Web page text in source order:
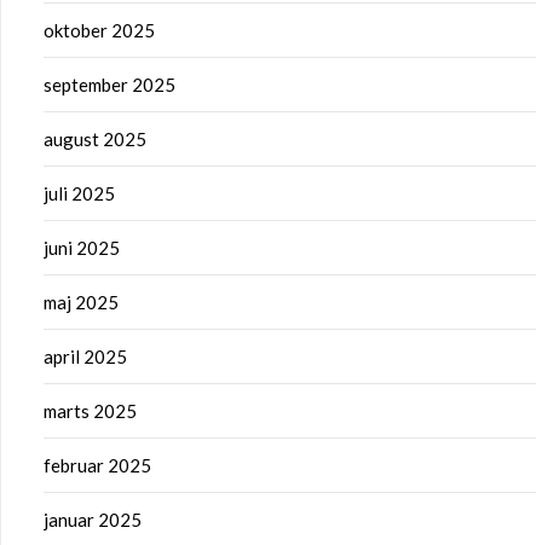
oktober 2025
september 2025
august 2025
juli 2025
juni 2025
maj 2025
april 2025
marts 2025
februar 2025
januar 2025